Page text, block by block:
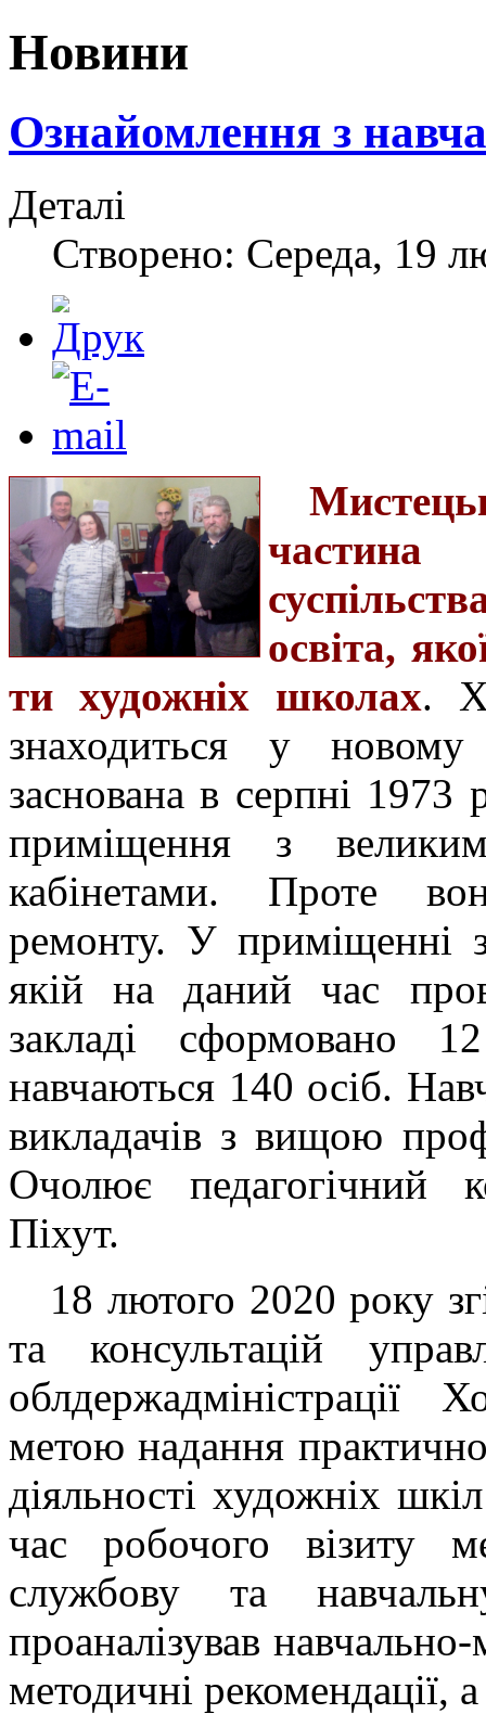
Новини
Ознайомлення з
Деталі
Створено: Середа, 19
освіта,
ти художніх школах.
знаходиться у новому
заснована в серпні
приміщення з
кабінетами. Проте
ремонту. У приміщенні
якій на даний час
закладі сформовано
навчаються 140 осіб.
викладачів з вищою
Очолює педагогічний
Піхут.
18 лютого 2020 року
та консультацій
метою надання
діяльності художніх
час робочого візиту
службову та
проаналізував
методичні рекомендації,